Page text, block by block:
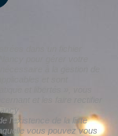
dans un fichier
pour gérer votre
à la gestion de
et sont
et libertés », vous
et les faire rectifier
l'existence de la liste
vous pouvez vous